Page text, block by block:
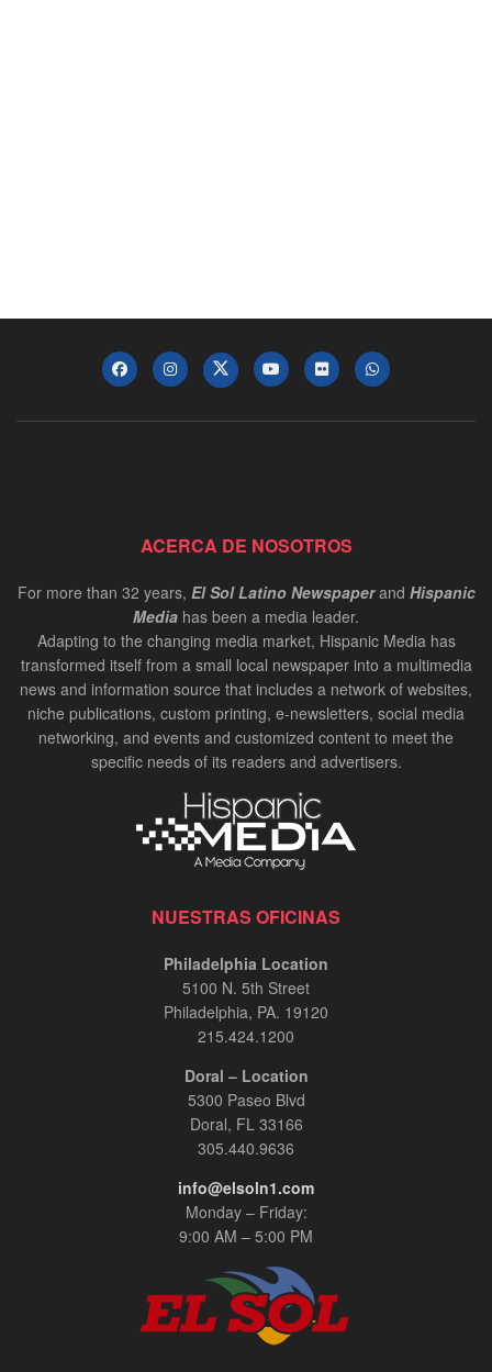
ACERCA DE NOSOTROS
For more than 32 years, El Sol Latino Newspaperand Hispanic
Media has been a media leader.
Adapting to the changing media market, Hispanic Media has
transformed itself from a small local newspaper into a multimedia
news and information source that includes a network of websites,
niche publications, custom printing, e-newsletters, social media
networking, and events and customized content to meet the
specific needs of its readers and advertisers.
NUESTRAS OFICINAS
Philadelphia Location
5100 N. 5th Street
Philadelphia, PA. 19120
215.424.1200
Doral – Location
5300 Paseo Blvd
Doral, FL 33166
305.440.9636
info@elsoln1.com
Monday – Friday:
9:00 AM – 5:00 PM